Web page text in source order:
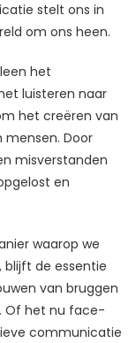
stelt ons in
om ons heen.
het
luisteren naar
het creëren van
mensen. Door
misverstanden
en
waarop we
de essentie
van bruggen
Of het nu face-
communicatie